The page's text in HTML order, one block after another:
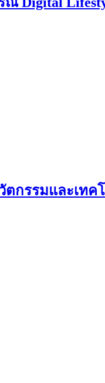
วัตกรรมและเท